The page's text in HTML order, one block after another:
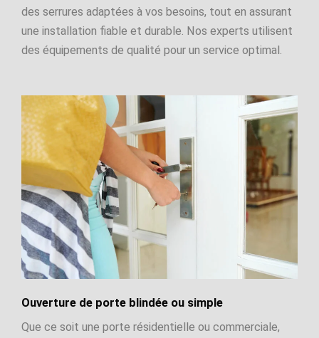
des serrures adaptées à vos besoins, tout en assurant
une installation fiable et durable. Nos experts utilisent
des équipements de qualité pour un service optimal.
Ouverture de porte blindée ou simple
Que ce soit une porte résidentielle ou commerciale,